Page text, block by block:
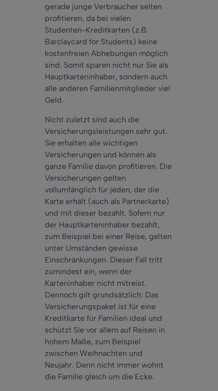
gerade junge Verbraucher selten
profitieren, da bei vielen
Studenten-Kreditkarten (z.B.
Barclaycard for Students) keine
kostenfreien Abhebungen möglich
sind. Somit sparen nicht nur Sie als
Hauptkarteninhaber, sondern auch
alle anderen Familienmitglieder viel
Geld.
Nicht zuletzt sind auch die
Versicherungsleistungen sehr gut.
Sie erhalten alle wichtigen
Versicherungen und können als
ganze Familie davon profitieren. Die
Versicherungen gelten
vollumfänglich für jeden, der die
Karte erhält (auch als Partnerkarte)
und mit dieser bezahlt. Sofern nur
der Hauptkarteninhaber bezahlt,
zum Beispiel bei einer Reise, gelten
unter Umständen gewisse
Einschränkungen. Dieser Fall tritt
zumindest ein, wenn der
Karteninhaber nicht mitreist.
Dennoch gilt grundsätzlich: Das
Versicherungspaket ist für eine
Kreditkarte für Familien ideal und
schützt Sie vor allem auf Reisen in
hohem Maße, zum Beispiel
zwischen Weihnachten und
Neujahr. Denn nicht immer wohnt
die Familie gleich um die Ecke.